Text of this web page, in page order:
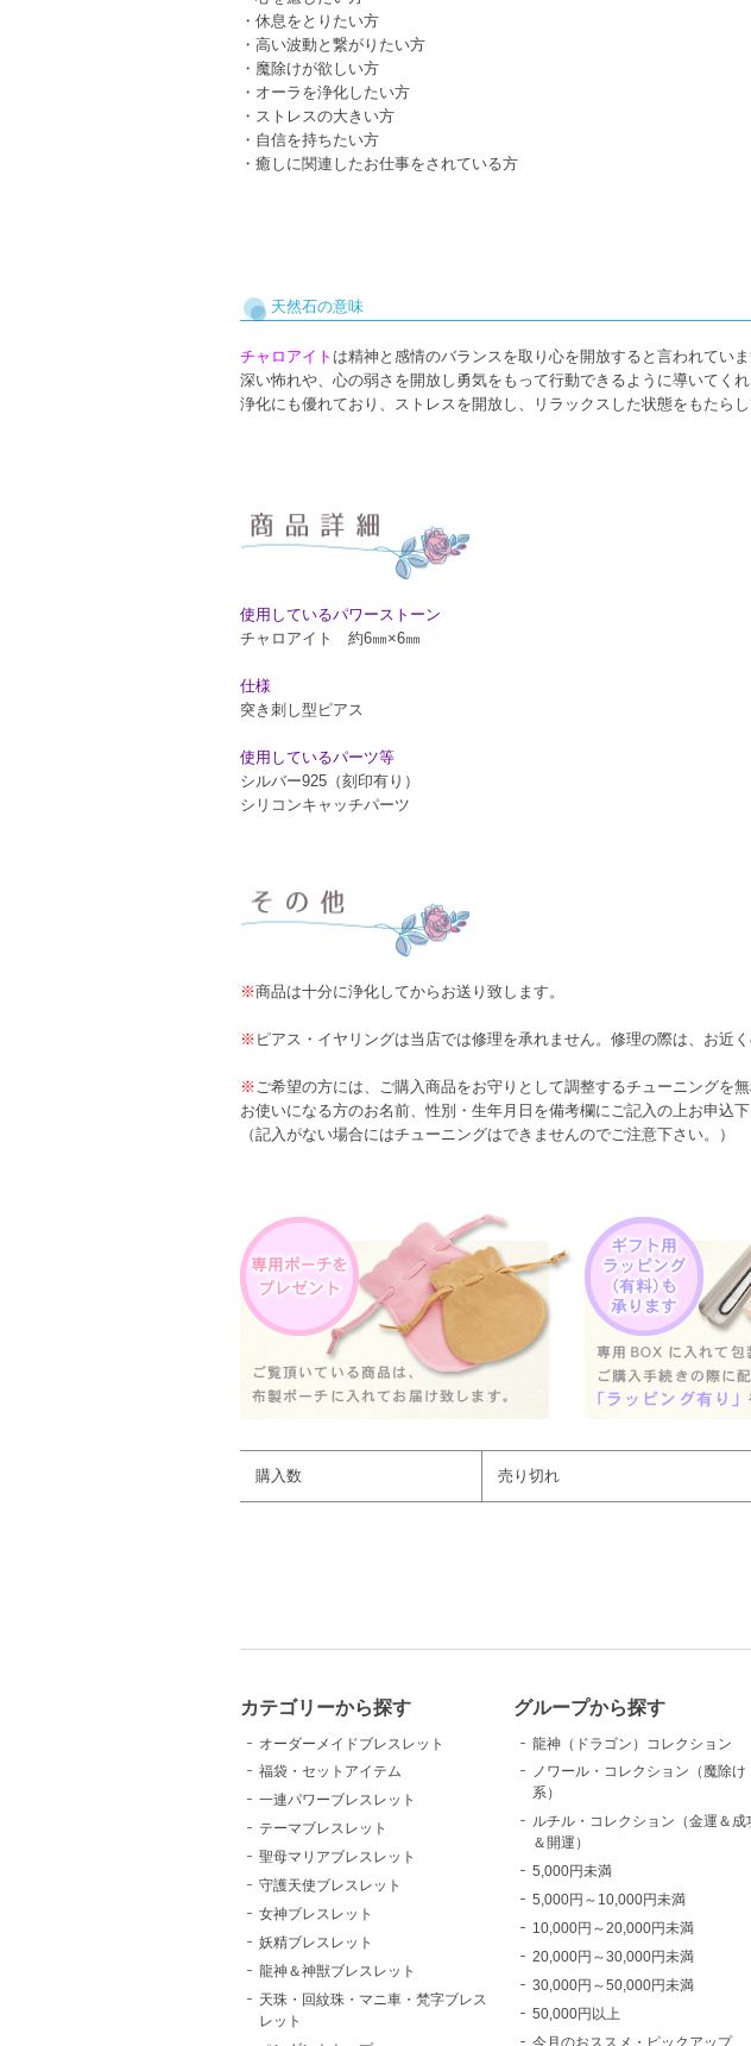
・休息をとりたい方
・高い波動と繋がりたい方
・魔除けが欲しい方
・オーラを浄化したい方
・ストレスの大きい方
・自信を持ちたい方
・癒しに関連したお仕事をされている方
天然石の意味
チャロアイト は精神と感情のバランスを取り心を開放すると言われていま
深い怖れや、心の弱さを開放し勇気をもって行動できるように導いてくれ
浄化にも優れており、ストレスを開放し、リラックスした状態をもたらし
使用しているパワーストーン
チャロアイト 約6㎜×6㎜
仕様
突き刺し型ピアス
使用しているパーツ等
シルバー925（刻印有り）
シリコンキャッチパーツ
※商品は十分に浄化してからお送り致します。
※ ピアス・イヤリングは当店では修理を承れません。修理の際は、お近
※ ご希望の方には、ご購入商品をお守りとして調整するチューニングを
お使いになる方のお名前、性別・生年月日を備考欄にご記入の上お申込下
（記入がない場合にはチューニングはできませんのでご注意下さい。）
購入数 売り切れ
カテゴリーから探す
オーダーメイドブレスレット
福袋・セットアイテム
一連パワーブレスレット
テーマブレスレット
聖母マリアブレスレット
守護天使ブレスレット
女神ブレスレット
妖精ブレスレット
龍神＆神獣ブレスレット
天珠・回紋珠・マニ車・梵字ブレス
レット
グループから探す
龍神（ドラゴン）コレクション
ノワール・コレクション（魔除け
系）
ルチル・コレクション（金運＆成
＆開運）
5,000円未満
5,000円～10,000円未満
10,000円～20,000円未満
20,000円～30,000円未満
30,000円～50,000円未満
50,000円以上